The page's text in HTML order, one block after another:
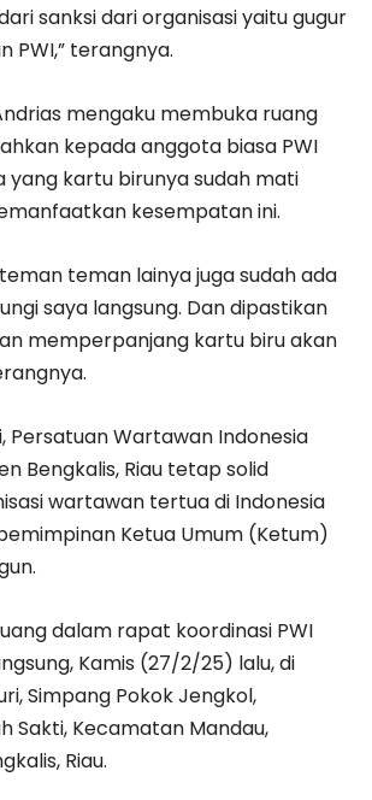
sanksi dari organisasi yaitu gugur
PWI,” terangnya.
mengaku membuka ruang
kepada anggota biasa PWI
yang kartu birunya sudah mati
kesempatan ini.
teman lainya juga sudah ada
saya langsung. Dan dipastikan
memperpanjang kartu biru akan
Persatuan Wartawan Indonesia
Bengkalis, Riau tetap solid
wartawan tertua di Indonesia
Ketua Umum (Ketum)
dalam rapat koordinasi PWI
Kamis (27/2/25) lalu, di
Simpang Pokok Jengkol,
Sakti, Kecamatan Mandau,
Riau.